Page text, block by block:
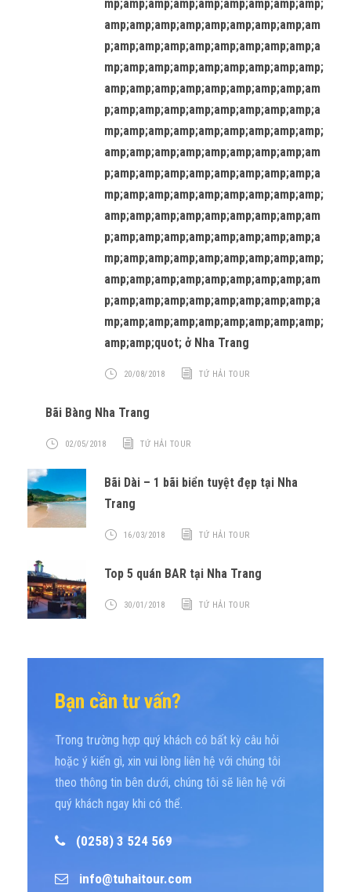
mp;amp;amp;amp;amp;amp;amp;amp;amp;
amp;amp;amp;amp;amp;amp;amp;amp;am
p;amp;amp;amp;amp;amp;amp;amp;amp;a
mp;amp;amp;amp;amp;amp;amp;amp;amp;
amp;amp;amp;amp;amp;amp;amp;amp;am
p;amp;amp;amp;amp;amp;amp;amp;amp;a
mp;amp;amp;amp;amp;amp;amp;amp;amp;
amp;amp;amp;amp;amp;amp;amp;amp;am
p;amp;amp;amp;amp;amp;amp;amp;amp;a
mp;amp;amp;amp;amp;amp;amp;amp;amp;
amp;amp;amp;amp;amp;amp;amp;amp;am
p;amp;amp;amp;amp;amp;amp;amp;amp;a
mp;amp;amp;amp;amp;amp;amp;amp;amp;
amp;amp;amp;amp;amp;amp;amp;amp;am
p;amp;amp;amp;amp;amp;amp;amp;amp;a
mp;amp;amp;amp;amp;amp;amp;amp;amp;
amp;amp;quot; ở Nha Trang
20/08/2018 TỨ HẢI TOUR
Bãi Bàng Nha Trang
02/05/2018 TỨ HẢI TOUR
Bãi Dài – 1 bãi biển tuyệt đẹp tại Nha
Trang
16/03/2018 TỨ HẢI TOUR
Top 5 quán BAR tại Nha Trang
30/01/2018 TỨ HẢI TOUR
Bạn cần tư vấn?
Trong trường hợp quý khách có bất kỳ câu hỏi
hoặc ý kiến gì, xin vui lòng liên hệ với chúng tôi
theo thông tin bên dưới, chúng tôi sẽ liên hệ với
quý khách ngay khi có thể.
(0258) 3 524 569
info@tuhaitour.com